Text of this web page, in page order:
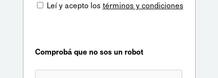
Leí y acepto los términos y condiciones
Comprobá que no sos un robot